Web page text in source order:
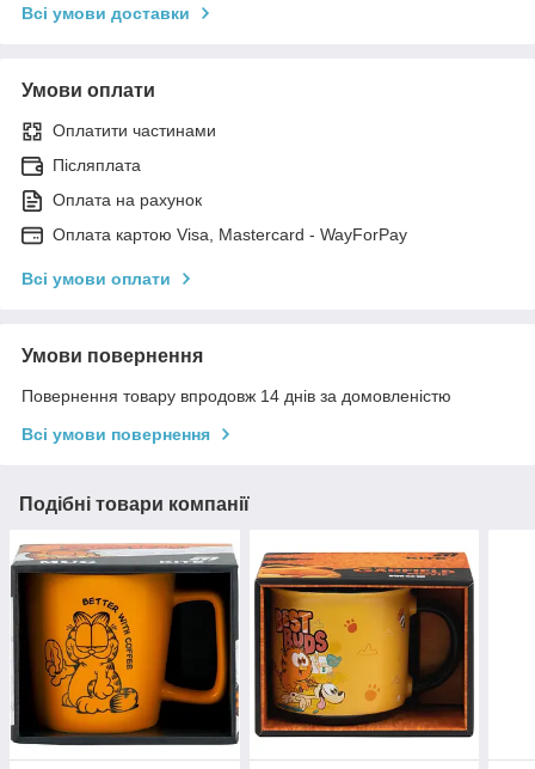
Всі умови доставки
Умови оплати
Оплатити частинами
Післяплата
Оплата на рахунок
Оплата картою Visa, Mastercard - WayForPay
Всі умови оплати
Умови повернення
Повернення товару впродовж 14 днів за домовленістю
Всі умови повернення
Подібні товари компанії